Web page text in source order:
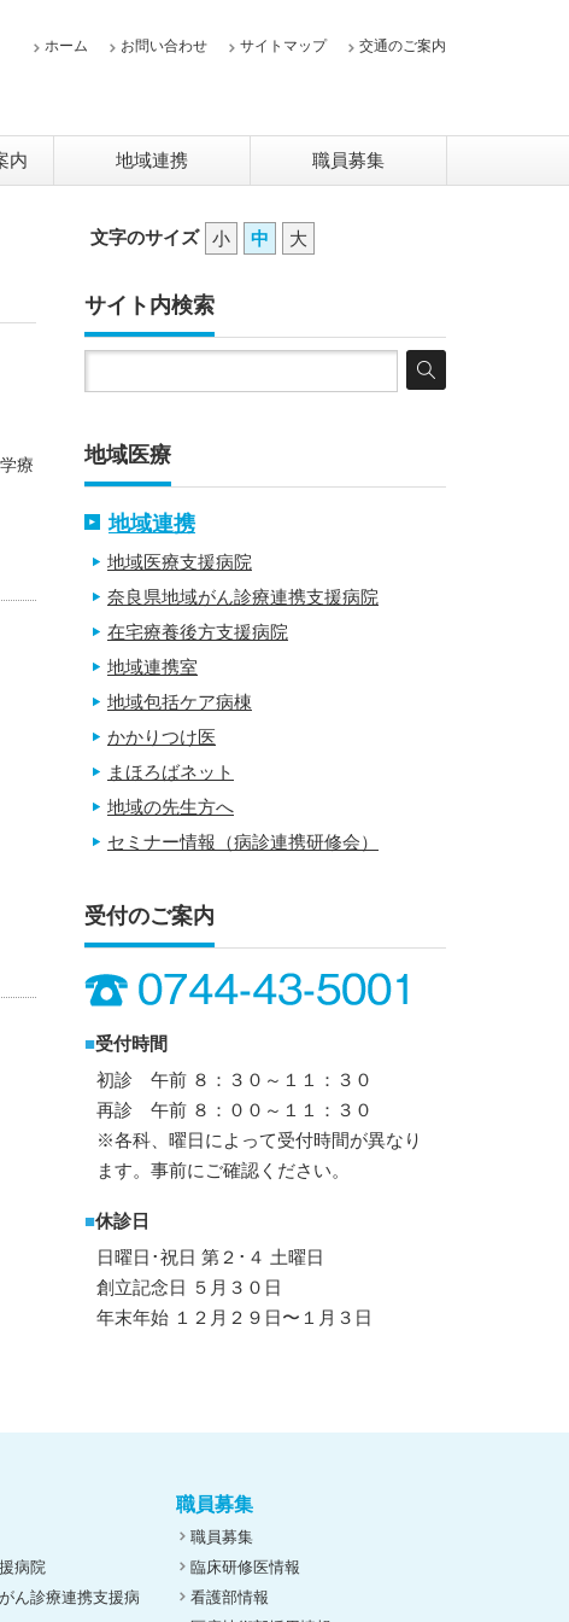
ホーム お問い合わせ サイトマップ 交通のご案内
内 地域連携 職員募集
療
文字のサイズ 小 中 大
サイト内検索
地域医療
地域連携
地域医療支援病院
奈良県地域がん診療連携支援病院
在宅療養後方支援病院
地域連携室
地域包括ケア病棟
かかりつけ医
まほろばネット
地域の先生方へ
セミナー情報（病診連携研修会）
受付のご案内
■受付時間
初診 午前 ８：３０～１１：３０
再診 午前 ８：００～１１：３０
※各科、曜日によって受付時間が異なり
ます。事前にご確認ください。
■休診日
日曜日･祝日 第２･４ 土曜日
創立記念日 ５月３０日
年末年始 １２月２９日〜１月３日
病院
ん診療連携支援病
職員募集
職員募集
臨床研修医情報
看護部情報